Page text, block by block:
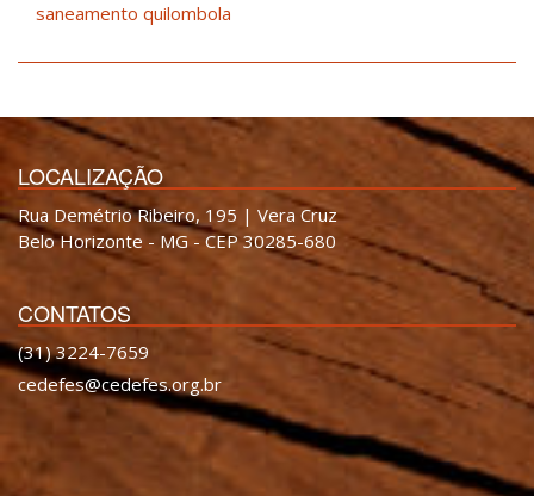
saneamento quilombola
LOCALIZAÇÃO
Rua Demétrio Ribeiro, 195 | Vera Cruz
Belo Horizonte - MG - CEP 30285-680
CONTATOS
(31) 3224-7659
cedefes@cedefes.org.br